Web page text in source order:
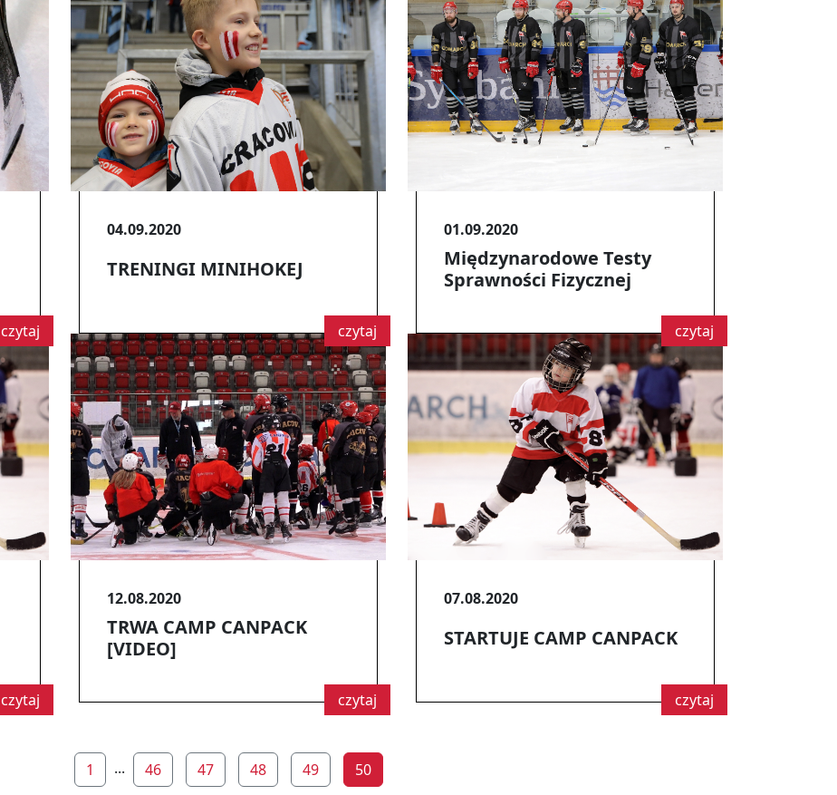
czytaj
04.09.2020
TRENINGI MINIHOKEJ
czytaj
01.09.2020
Międzynarodowe Testy
Sprawności Fizycznej
czytaj
czytaj
12.08.2020
TRWA CAMP CANPACK
[VIDEO]
czytaj
07.08.2020
STARTUJE CAMP CANPACK
czytaj
1 ... 46 47 48 49 50